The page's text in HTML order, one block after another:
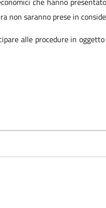
non saranno prese in
alle procedure in